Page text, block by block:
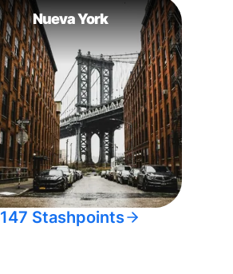
Nueva York
147 Stashpoints